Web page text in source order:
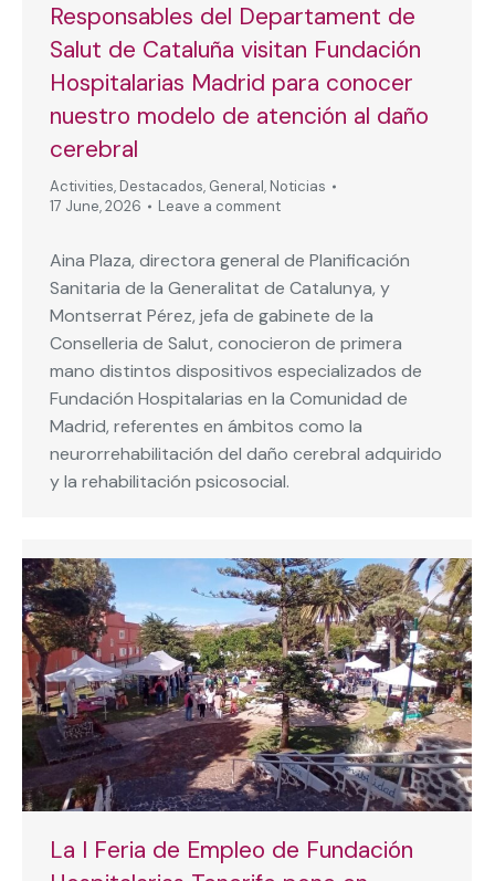
Responsables del Departament de
Salut de Cataluña visitan Fundación
Hospitalarias Madrid para conocer
nuestro modelo de atención al daño
cerebral
Activities, Destacados, General, Noticias
17 June, 2026
Leave a comment
Aina Plaza, directora general de Planificación
Sanitaria de la Generalitat de Catalunya, y
Montserrat Pérez, jefa de gabinete de la
Conselleria de Salut, conocieron de primera
mano distintos dispositivos especializados de
Fundación Hospitalarias en la Comunidad de
Madrid, referentes en ámbitos como la
neurorrehabilitación del daño cerebral adquirido
y la rehabilitación psicosocial.
La I Feria de Empleo de Fundación